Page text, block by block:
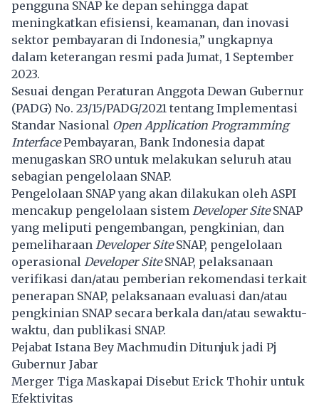
pengguna SNAP ke depan sehingga dapat
meningkatkan efisiensi, keamanan, dan inovasi
sektor pembayaran di Indonesia,” ungkapnya
dalam keterangan resmi pada Jumat, 1 September
2023.
Sesuai dengan Peraturan Anggota Dewan Gubernur
(PADG) No. 23/15/PADG/2021 tentang Implementasi
Standar Nasional Open Application Programming
InterfacePembayaran, Bank Indonesia dapat
menugaskan SRO untuk melakukan seluruh atau
sebagian pengelolaan SNAP.
Pengelolaan SNAP yang akan dilakukan oleh ASPI
mencakup pengelolaan sistem Developer SiteSNAP
yang meliputi pengembangan, pengkinian, dan
pemeliharaan Developer SiteSNAP, pengelolaan
operasional Developer SiteSNAP, pelaksanaan
verifikasi dan/atau pemberian rekomendasi terkait
penerapan SNAP, pelaksanaan evaluasi dan/atau
pengkinian SNAP secara berkala dan/atau sewaktu-
waktu, dan publikasi SNAP.
Pejabat Istana Bey Machmudin Ditunjuk jadi Pj
Gubernur Jabar
Merger Tiga Maskapai Disebut Erick Thohir untuk
Efektivitas